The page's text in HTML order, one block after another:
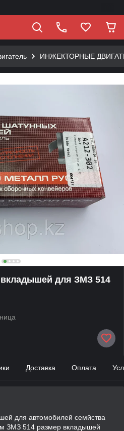
ИНЖЕКТОРНЫЕ
для ЗМЗ 514
Доставка Оплата
для автомобилей семйства
ЗМЗ 514 размер вкладышей